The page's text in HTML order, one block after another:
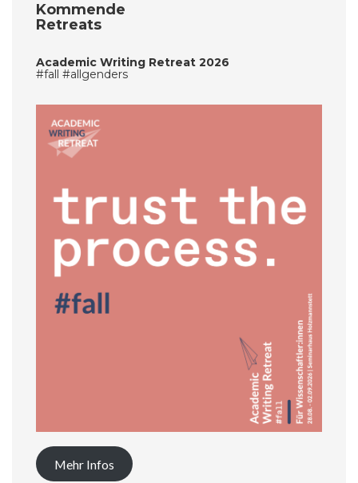
Kommende
Retreats
Academic Writing Retreat 2026
#fall #allgenders
Mehr Infos